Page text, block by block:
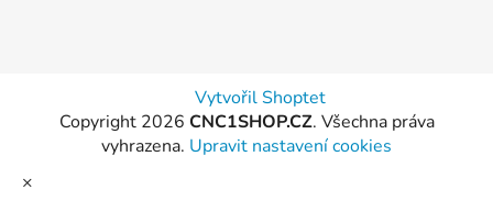
Vytvořil Shoptet
Copyright 2026 CNC1SHOP.CZ. Všechna práva
vyhrazena. Upravit nastavení cookies
×